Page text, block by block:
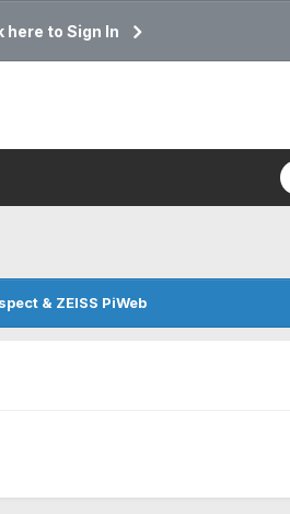
here to Sign In
& ZEISS PiWeb